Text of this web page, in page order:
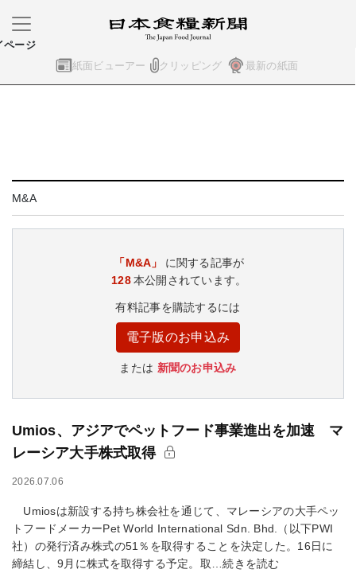
紙面ビューアー クリッピング 最新の紙面
ページ
M&A
「M&A」
に関する記事が
128本公開されています。
有料記事を購読するには
電子版のお申込み
または 新聞のお申込み
Umios、アジアでペットフード事業進出を加速 マ
レーシア大手株式取得
2026.07.06
Umiosは新設する持ち株会社を通じて、マレーシアの大手ペッ
トフードメーカーPet World International Sdn. Bhd.（以下PWI
社）の発行済み株式の51％を取得することを決定した。16日に
締結し、9月に株式を取得する予定。取…続きを読む